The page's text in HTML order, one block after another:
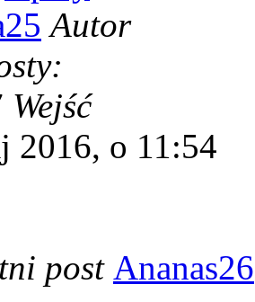
Autor
Wejść
2016, o 11:54
post Ananas26